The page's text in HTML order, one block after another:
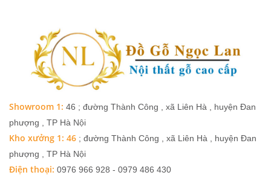
Showroom 1: 46 ; đường Thành Công , xã Liên Hà , huyện Đan
phượng , TP Hà Nội
Kho xưởng 1: 46 ; đường Thành Công , xã Liên Hà , huyện Đan
phượng , TP Hà Nội
Điện thoại: 0976 966 928 - 0979 486 430